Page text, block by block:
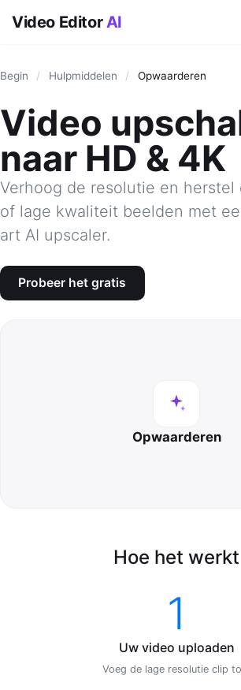
Video EditorAI
Begin / Hulpmiddelen / Opwaarderen
Video
naar HD & 4K
Verhoog de resolutie en herstel
of lage kwaliteit beelden met
art AI upscaler.
Probeer het gratis
Opwaarderen
Hoe het werkt
1
Uw video uploaden
Voeg de lage resolutie clip